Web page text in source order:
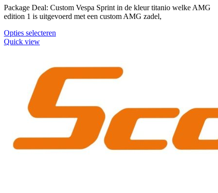
Package Deal: Custom Vespa Sprint in de kleur titanio welke AMG
edition 1 is uitgevoerd met een custom AMG zadel,
Opties selecteren
Quick view